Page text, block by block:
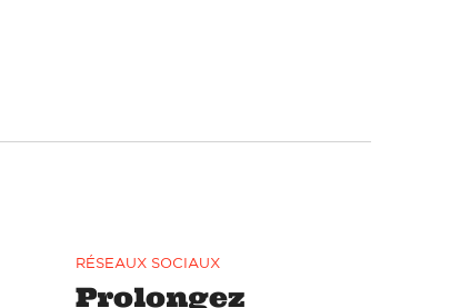
RÉSEAUX SOCIAUX
Prolongez